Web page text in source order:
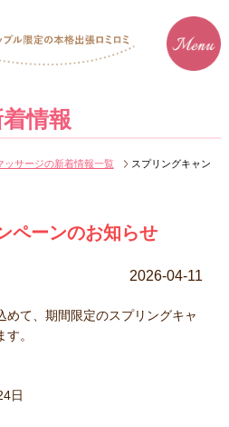
情報
ッサージの新着情報一覧
スプリングキャン
ペーンのお知らせ
2026-04-11
めて、期間限定のスプリングキャ
。
日